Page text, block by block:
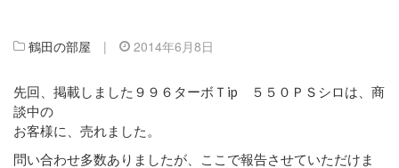
鶴田の部屋 | 2014年6月8日
先回、掲載しました９９６ターボＴip ５５０ＰＳシロは、商
談中の
お客様に、売れました。
問い合わせ多数ありましたが、ここで報告させていただけま